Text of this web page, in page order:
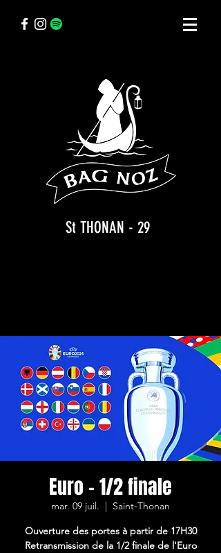
St THONAN - 29
Euro - 1/2 finale
mar. 09 juil.
  |
Saint-Thonan
Ouverture des portes à partir de 17H30
Retransmission de la 1/2 finale de l'Euro